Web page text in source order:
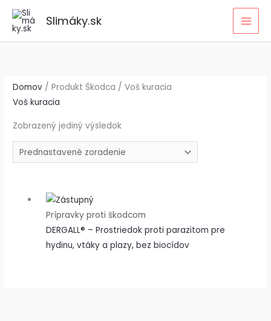
Preskočiť
obsah
Slimáky.sk
Domov / Produkt Škodca / Voš kuracia
Voš kuracia
Zobrazený jediný výsledok
Prípravky proti škodcom
DERGALL® – Prostriedok proti parazitom pre
hydinu, vtáky a plazy, bez biocídov